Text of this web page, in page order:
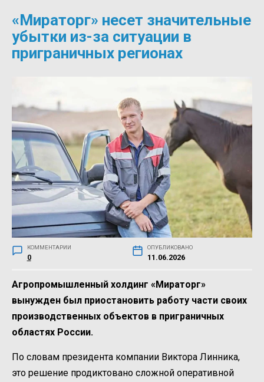
«Мираторг» несет значительные
убытки из-за ситуации в
приграничных регионах
КОММЕНТАРИИ
0
ОПУБЛИКОВАНО
11.06.2026
Агропромышленный холдинг «Мираторг»
вынужден был приостановить работу части своих
производственных объектов в приграничных
областях России.
По словам президента компании Виктора Линника,
это решение продиктовано сложной оперативной